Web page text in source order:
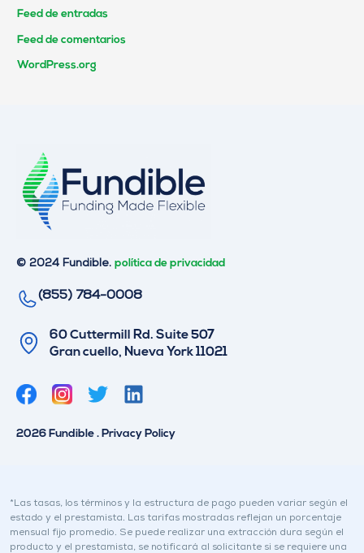
Feed de entradas
Feed de comentarios
WordPress.org
© 2024 Fundible. política de privacidad
(855) 784-0008
60 Cuttermill Rd. Suite 507
Gran cuello, Nueva York 11021
G
o
r
L
i
n
I
n
2026 Fundible . Privacy Policy
*Las tasas, los términos y la estructura de pago pueden variar según el
estado y el prestamista. Las tarifas mostradas reflejan un porcentaje
mensual fijo promedio. Se puede realizar una extracción dura según el
producto y el prestamista, se notificará al solicitante si se requiere una